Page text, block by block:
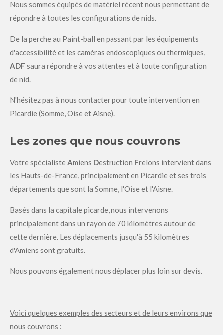
Nous sommes équipés de matériel récent nous permettant de
répondre à toutes les configurations de nids.
De la perche au Paint-ball en passant par les équipements
d'accessibilité et les caméras endoscopiques ou thermiques,
ADF saura répondre à vos attentes et à toute configuration
de nid.
N'hésitez pas à nous contacter pour toute intervention en
Picardie (Somme, Oise et Aisne).
Les zones que nous couvrons
Votre spécialisteAmiens Destruction Frelons intervient dans
les Hauts-de-France, principalement en Picardie et ses trois
départements que sont la Somme, l'Oise et l'Aisne.
Basés dans la capitale picarde, nous intervenons
principalement dans un rayon de 70 kilomètres autour de
cette dernière. Les déplacements jusqu'à 55 kilomètres
d'Amiens sont gratuits.
Nous pouvons également nous déplacer plus loin sur devis.
Voici quelques exemples des secteurs et de leurs environs que
nous couvrons :